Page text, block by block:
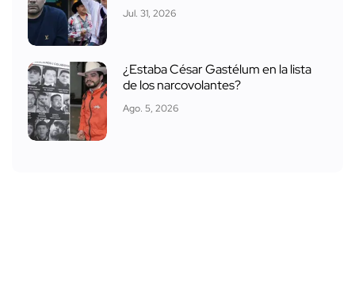
Jul. 31, 2026
¿Estaba César Gastélum en la lista
de los narcovolantes?
Ago. 5, 2026